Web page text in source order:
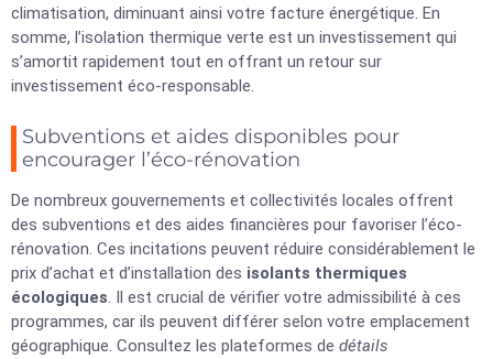
climatisation, diminuant ainsi votre facture énergétique. En
somme, l’isolation thermique verte est un investissement qui
s’amortit rapidement tout en offrant un retour sur
investissement éco-responsable.
Subventions et aides disponibles pour
encourager l’éco-rénovation
De nombreux gouvernements et collectivités locales offrent
des subventions et des aides financières pour favoriser l’éco-
rénovation. Ces incitations peuvent réduire considérablement le
prix d’achat et d’installation des isolants thermiques
écologiques. Il est crucial de vérifier votre admissibilité à ces
programmes, car ils peuvent différer selon votre emplacement
géographique. Consultez les plateformes de détails